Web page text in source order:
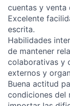
cuentas y venta
Excelente
escrita.
Habilidades
de mantener
colaborativas y
externos y
Buena actitud
condiciones del